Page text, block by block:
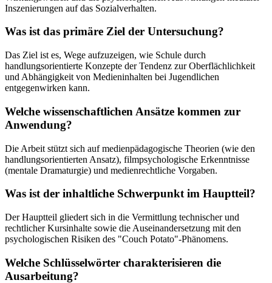
Inszenierungen auf das Sozialverhalten.
Was ist das primäre Ziel der Untersuchung?
Das Ziel ist es, Wege aufzuzeigen, wie Schule durch
handlungsorientierte Konzepte der Tendenz zur Oberflächlichkeit
und Abhängigkeit von Medieninhalten bei Jugendlichen
entgegenwirken kann.
Welche wissenschaftlichen Ansätze kommen zur
Anwendung?
Die Arbeit stützt sich auf medienpädagogische Theorien (wie den
handlungsorientierten Ansatz), filmpsychologische Erkenntnisse
(mentale Dramaturgie) und medienrechtliche Vorgaben.
Was ist der inhaltliche Schwerpunkt im Hauptteil?
Der Hauptteil gliedert sich in die Vermittlung technischer und
rechtlicher Kursinhalte sowie die Auseinandersetzung mit den
psychologischen Risiken des "Couch Potato"-Phänomens.
Welche Schlüsselwörter charakterisieren die
Ausarbeitung?